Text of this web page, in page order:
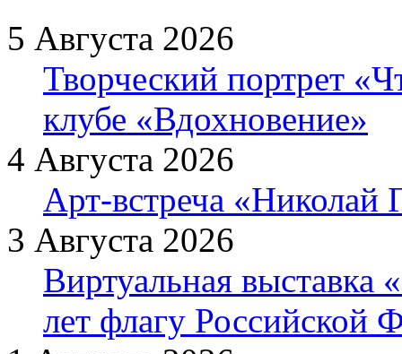
5 Августа 2026
Творческий портрет
клубе «Вдохновение»
4 Августа 2026
Арт-встреча «Николай
3 Августа 2026
Виртуальная выставка
лет флагу Российской